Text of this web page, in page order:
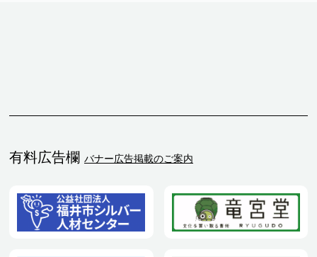
有料広告欄 バナー広告掲載のご案内